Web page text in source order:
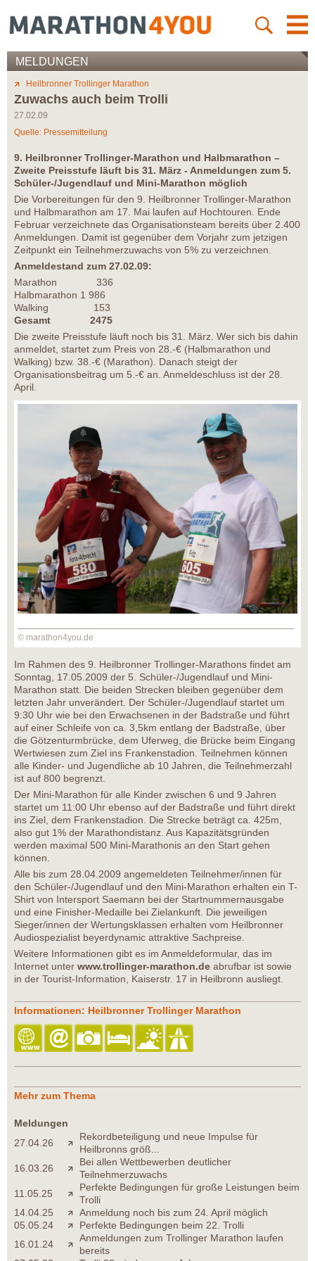
MELDUNGEN
Heilbronner Trollinger Marathon
Zuwachs auch beim Trolli
27.02.09
Quelle: Pressemitteilung
9. Heilbronner Trollinger-Marathon und Halbmarathon –
Zweite Preisstufe läuft bis 31. März - Anmeldungen zum 5.
Schüler-/Jugendlauf und Mini-Marathon möglich
Die Vorbereitungen für den 9. Heilbronner Trollinger-Marathon
und Halbmarathon am 17. Mai laufen auf Hochtouren. Ende
Februar verzeichnete das Organisationsteam bereits über 2.400
Anmeldungen. Damit ist gegenüber dem Vorjahr zum jetzigen
Zeitpunkt ein Teilnehmerzuwachs von 5% zu verzeichnen.
Anmeldestand zum 27.02.09:
Marathon 336
Halbmarathon 1 986
Walking 153
Gesamt 2475
Die zweite Preisstufe läuft noch bis 31. März. Wer sich bis dahin
anmeldet, startet zum Preis von 28.-€ (Halbmarathon und
Walking) bzw. 38.-€ (Marathon). Danach steigt der
Organisationsbeitrag um 5.-€ an. Anmeldeschluss ist der 28.
April.
© marathon4you.de
Im Rahmen des 9. Heilbronner Trollinger-Marathons findet am
Sonntag, 17.05.2009 der 5. Schüler-/Jugendlauf und Mini-
Marathon statt. Die beiden Strecken bleiben gegenüber dem
letzten Jahr unverändert. Der Schüler-/Jugendlauf startet um
9:30 Uhr wie bei den Erwachsenen in der Badstraße und führt
auf einer Schleife von ca. 3,5km entlang der Badstraße, über
die Götzenturmbrücke, dem Uferweg, die Brücke beim Eingang
Wertwiesen zum Ziel ins Frankenstadion. Teilnehmen können
alle Kinder- und Jugendliche ab 10 Jahren, die Teilnehmerzahl
ist auf 800 begrenzt.
Der Mini-Marathon für alle Kinder zwischen 6 und 9 Jahren
startet um 11:00 Uhr ebenso auf der Badstraße und führt direkt
ins Ziel, dem Frankenstadion. Die Strecke beträgt ca. 425m,
also gut 1% der Marathondistanz. Aus Kapazitätsgründen
werden maximal 500 Mini-Marathonis an den Start gehen
können.
Alle bis zum 28.04.2009 angemeldeten Teilnehmer/innen für
den Schüler-/Jugendlauf und den Mini-Marathon erhalten ein T-
Shirt von Intersport Saemann bei der Startnummernausgabe
und eine Finisher-Medaille bei Zielankunft. Die jeweiligen
Sieger/innen der Wertungsklassen erhalten vom Heilbronner
Audiospezialist beyerdynamic attraktive Sachpreise.
Weitere Informationen gibt es im Anmeldeformular, das im
Internet unter www.trollinger-marathon.de abrufbar ist sowie
in der Tourist-Information, Kaiserstr. 17 in Heilbronn ausliegt.
Informationen: Heilbronner Trollinger Marathon
Mehr zum Thema
Meldungen
27.04.26
Rekordbeteiligung und neue Impulse für
Heilbronns größ...
16.03.26
Bei allen Wettbewerben deutlicher
Teilnehmerzuwachs
11.05.25
Perfekte Bedingungen für große Leistungen beim
Trolli
14.04.25
Anmeldung noch bis zum 24. April möglich
05.05.24
Perfekte Bedingungen beim 22. Trolli
16.01.24
Anmeldungen zum Trollinger Marathon laufen
bereits